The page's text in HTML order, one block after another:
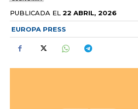
PUBLICADA EL 22 ABRIL, 2026
EUROPA PRESS